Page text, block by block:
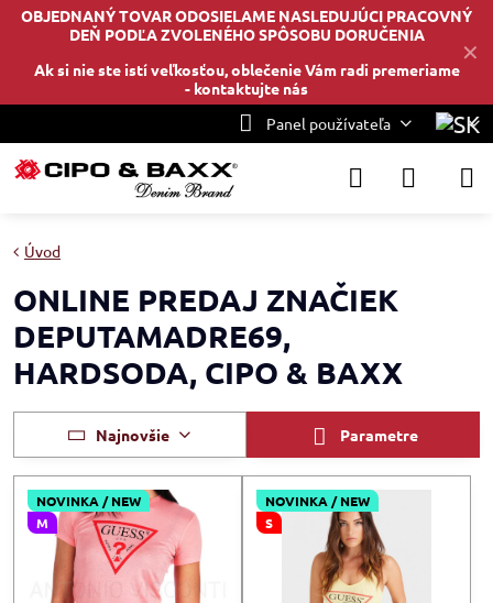
✕
OBJEDNANÝ TOVAR ODOSIELAME NASLEDUJÚCI PRACOVNÝ
DEŇ PODĽA ZVOLENÉHO SPÔSOBU DORUČENIA
Ak si nie ste istí veľkosťou, oblečenie Vám radi premeriame
- kontaktujte nás
Panel používateľa
Úvod
ONLINE PREDAJ ZNAČIEK
DEPUTAMADRE69,
HARDSODA, CIPO & BAXX
Najnovšie Parametre
NOVINKA / NEW
M
NOVINKA / NEW
S